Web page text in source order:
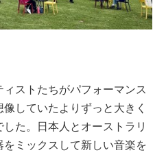
ストたちがパフォーマンス
していたよりずっと大きく
た。日本人とオーストラリ
ミックスして新しい音楽を